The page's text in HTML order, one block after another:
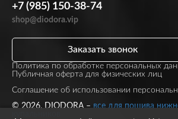
+7 (985) 150-38-74
shop@diodora.vip
Политика по обработке персональных
Публичная оферта для физических лиц
Заказать звонок
Соглашение об использовании
© 2026, DIODORA –все для пошива